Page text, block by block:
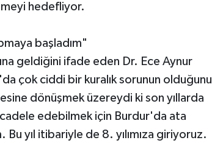
hedefliyor.
başladım"
geldiğini ifade eden Dr. Ece Aynur
çok ciddi bir kuralık sorunun olduğunu
dönüşmek üzereydi ki son yıllarda
edebilmek için Burdur'da ata
yıl itibariyle de 8. yılımıza giriyoruz.